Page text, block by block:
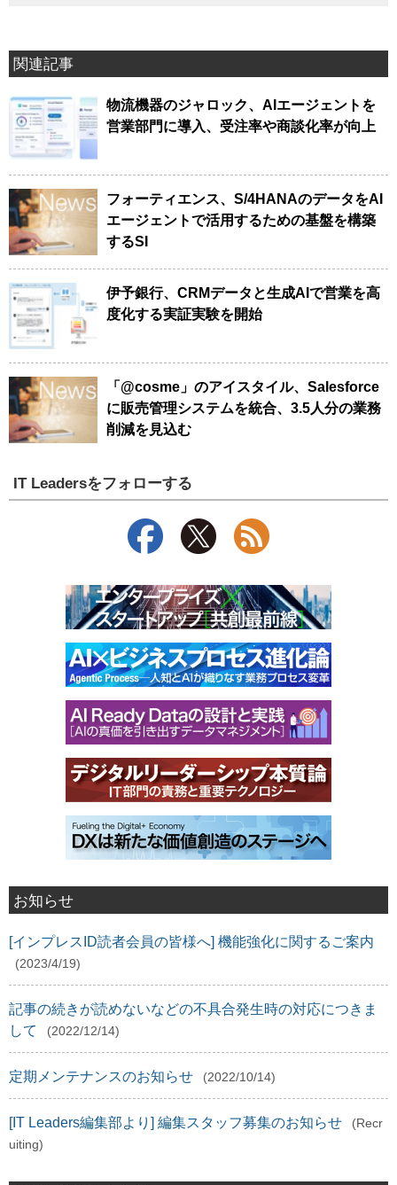
関連記事
物流機器のジャロック、AIエージェントを
営業部門に導入、受注率や商談化率が向上
フォーティエンス、S/4HANAのデータをAI
エージェントで活用するための基盤を構築
するSI
伊予銀行、CRMデータと生成AIで営業を高
度化する実証実験を開始
「@cosme」のアイスタイル、Salesforce
に販売管理システムを統合、3.5人分の業務
削減を見込む
IT Leadersをフォローする
お知らせ
[インプレスID読者会員の皆様へ] 機能強化に関するご案内
(2023/4/19)
記事の続きが読めないなどの不具合発生時の対応につきま
して
(2022/12/14)
定期メンテナンスのお知らせ (2022/10/14)
[IT Leaders編集部より] 編集スタッフ募集のお知らせ
(Recr
uiting)